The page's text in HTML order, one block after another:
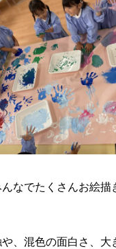
なでたくさんお絵描
、混色の面白さ、大